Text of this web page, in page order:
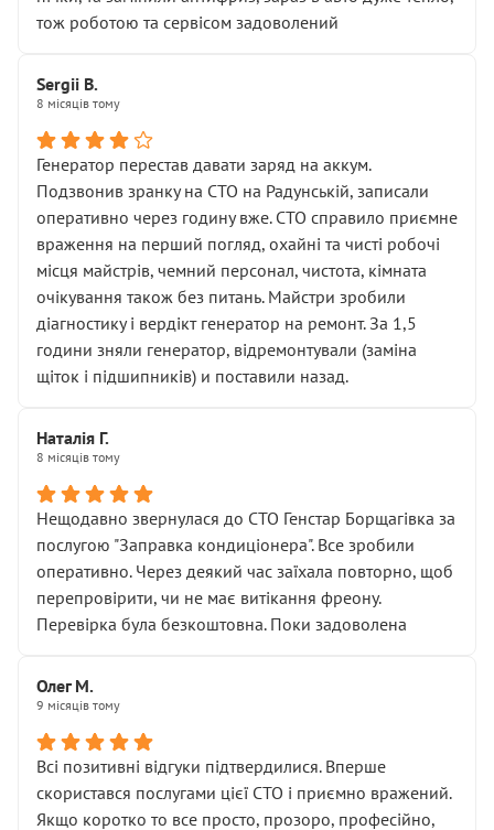
тож роботою та сервісом задоволений
Sergii B.
8 місяців тому
Генератор перестав давати заряд на аккум.
Подзвонив зранку на СТО на Радунській, записали
оперативно через годину вже. СТО справило приємне
враження на перший погляд, охайні та чисті робочі
місця майстрів, чемний персонал, чистота, кімната
очікування також без питань. Майстри зробили
діагностику і вердікт генератор на ремонт. За 1,5
години зняли генератор, відремонтували (заміна
щіток і підшипників) и поставили назад.
Наталія Г.
8 місяців тому
Нещодавно звернулася до СТО Генстар Борщагівка за
послугою "Заправка кондиціонера". Все зробили
оперативно. Через деякий час заїхала повторно, щоб
перепровірити, чи не має витікання фреону.
Перевірка була безкоштовна. Поки задоволена
Олег М.
9 місяців тому
Всі позитивні відгуки підтвердилися. Вперше
скористався послугами цієї СТО і приємно вражений.
Якщо коротко то все просто, прозоро, професійно,